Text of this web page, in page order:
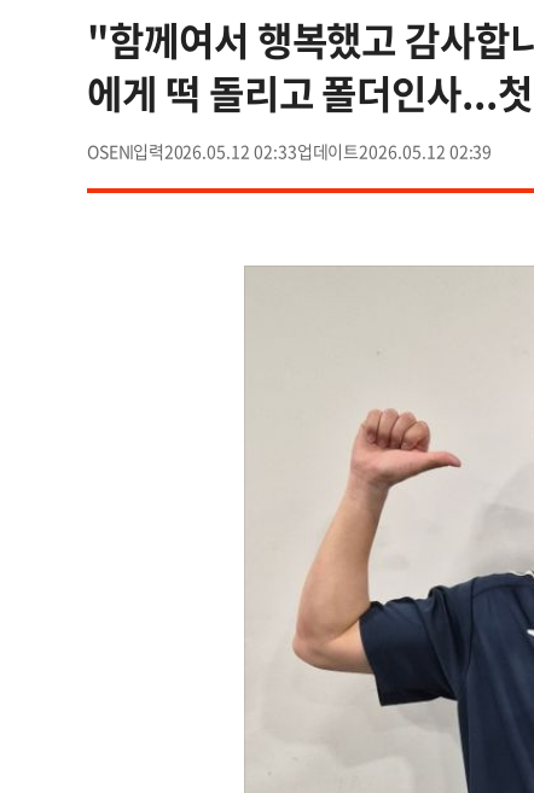
"함께여서 행복했고 감사합
에게 떡 돌리고 폴더인사...
OSEN 2026.05.12 02:33 2026.05.12 02:39